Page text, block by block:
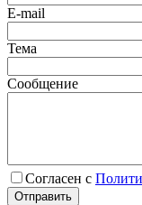
E-mail
Тема
Сообщение
Согласен с
Отправить